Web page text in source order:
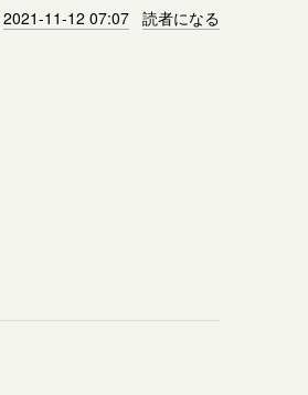
2021-11-12 07:07 読者になる